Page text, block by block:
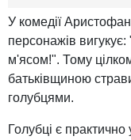
У комедії
персонажів
м'ясом!". Тому
батьківщиною
голубцями.
Голубці є практично